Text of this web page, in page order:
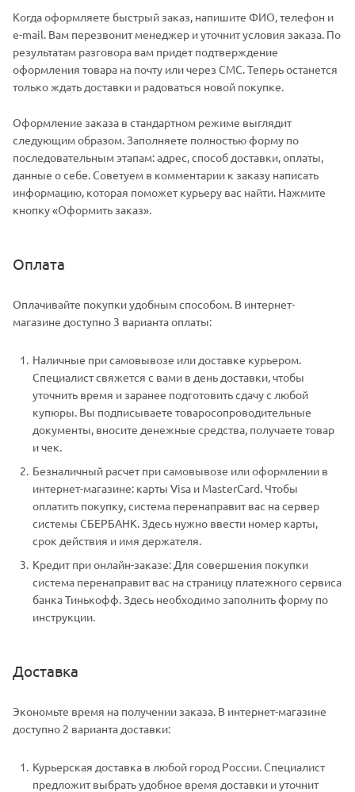
Когда оформляете быстрый заказ, напишите ФИО, телефон и
e-mail. Вам перезвонит менеджер и уточнит условия заказа. По
результатам разговора вам придет подтверждение
оформления товара на почту или через СМС. Теперь останется
только ждать доставки и радоваться новой покупке.
Оформление заказа в стандартном режиме выглядит
следующим образом. Заполняете полностью форму по
последовательным этапам: адрес, способ доставки, оплаты,
данные о себе. Советуем в комментарии к заказу написать
информацию, которая поможет курьеру вас найти. Нажмите
кнопку «Оформить заказ».
Оплата
Оплачивайте покупки удобным способом. В интернет-
магазине доступно 3 варианта оплаты:
Наличные при самовывозе или доставке курьером.
Специалист свяжется с вами в день доставки, чтобы
уточнить время и заранее подготовить сдачу с любой
купюры. Вы подписываете товаросопроводительные
документы, вносите денежные средства, получаете товар
и чек.
Безналичный расчет при самовывозе или оформлении в
интернет-магазине: карты Visa и MasterCard. Чтобы
оплатить покупку, система перенаправит вас на сервер
системы СБЕРБАНК. Здесь нужно ввести номер карты,
срок действия и имя держателя.
Кредит при онлайн-заказе: Для совершения покупки
система перенаправит вас на страницу платежного сервиса
банка Тинькофф. Здесь необходимо заполнить форму по
инструкции.
Доставка
Экономьте время на получении заказа. В интернет-магазине
доступно 2 варианта доставки:
Курьерская доставка в любой город России. Специалист
предложит выбрать удобное время доставки и уточнит